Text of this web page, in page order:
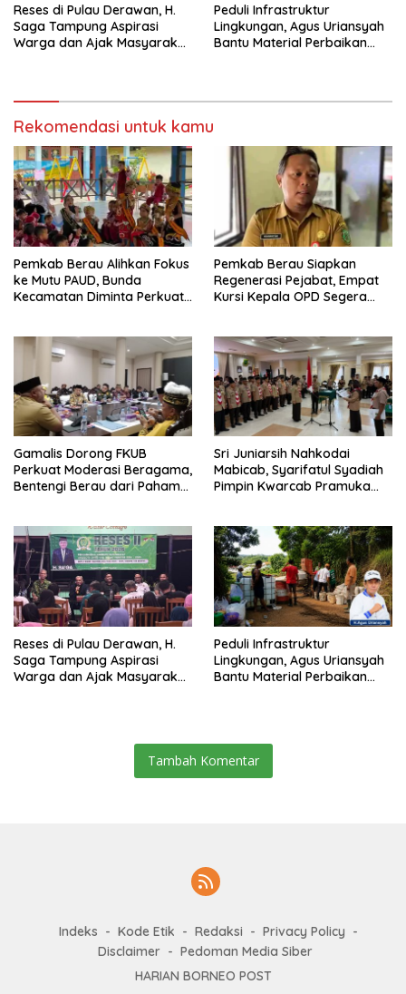
Reses di Pulau Derawan, H.
Saga Tampung Aspirasi
Warga dan Ajak Masyarakat
Peduli Infrastruktur
Lingkungan, Agus Uriansyah
Bantu Material Perbaikan
Rekomendasi untuk kamu
Pemkab Berau Alihkan Fokus
ke Mutu PAUD, Bunda
Kecamatan Diminta Perkuat
Pemkab Berau Siapkan
Regenerasi Pejabat, Empat
Kursi Kepala OPD Segera
Gamalis Dorong FKUB
Perkuat Moderasi Beragama,
Bentengi Berau dari Paham
Sri Juniarsih Nahkodai
Mabicab, Syarifatul Syadiah
Pimpin Kwarcab Pramuka
Reses di Pulau Derawan, H.
Saga Tampung Aspirasi
Warga dan Ajak Masyarakat
Peduli Infrastruktur
Lingkungan, Agus Uriansyah
Bantu Material Perbaikan
Tambah Komentar
Indeks Kode Etik Redaksi
Privacy Policy
Disclaimer
Pedoman Media Siber
HARIAN BORNEO POST